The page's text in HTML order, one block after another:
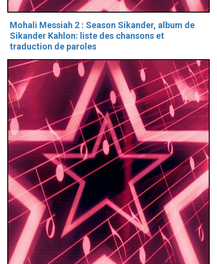
Mohali Messiah 2 : Season Sikander, album de
Sikander Kahlon: liste des chansons et
traduction de paroles